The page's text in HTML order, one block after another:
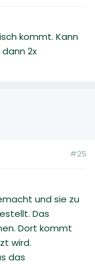
kommt. Kann
2x
#25
und sie zu
Das
Dort kommt
wird.
das